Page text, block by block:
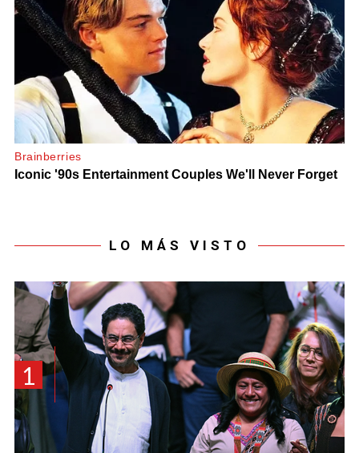
LO MÁS VISTO
1